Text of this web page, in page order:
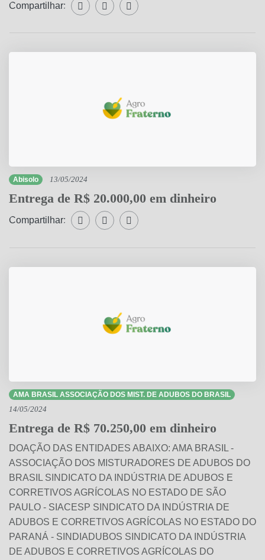
Compartilhar: Compartilhar WhatsApp
Compartilhar Facebook
Compartilhar Twitter
Abisolo 13/05/2024
Entrega de R$ 20.000,00 em dinheiro
Compartilhar: Compartilhar WhatsApp
Compartilhar Facebook
Compartilhar Twitter
AMA BRASIL ASSOCIAÇÃO DOS MIST. DE ADUBOS DO BRASIL
14/05/2024
Entrega de R$ 70.250,00 em dinheiro
DOAÇÃO DAS ENTIDADES ABAIXO: AMA BRASIL -
ASSOCIAÇÃO DOS MISTURADORES DE ADUBOS DO
BRASIL SINDICATO DA INDÚSTRIA DE ADUBOS E
CORRETIVOS AGRÍCOLAS NO ESTADO DE SÃO
PAULO - SIACESP SINDICATO DA INDÚSTRIA DE
ADUBOS E CORRETIVOS AGRÍCOLAS NO ESTADO DO
PARANÁ - SINDIADUBOS SINDICATO DA INDÚSTRIA
DE ADUBOS E CORRETIVOS AGRÍCOLAS DO